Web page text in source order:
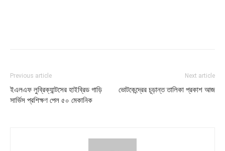
Previous article
ইএলএফ লুব্রিক্যান্টসের হাইব্রিড গাড়ি
সার্ভিস প্রশিক্ষণ পেল ৫০ মেকানিক
Next article
ভোটকেন্দ্রের চূড়ান্ত তালিকা প্রকাশ আজ